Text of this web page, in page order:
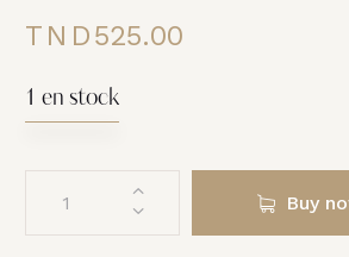
TND525.00
1 en stock
Buy